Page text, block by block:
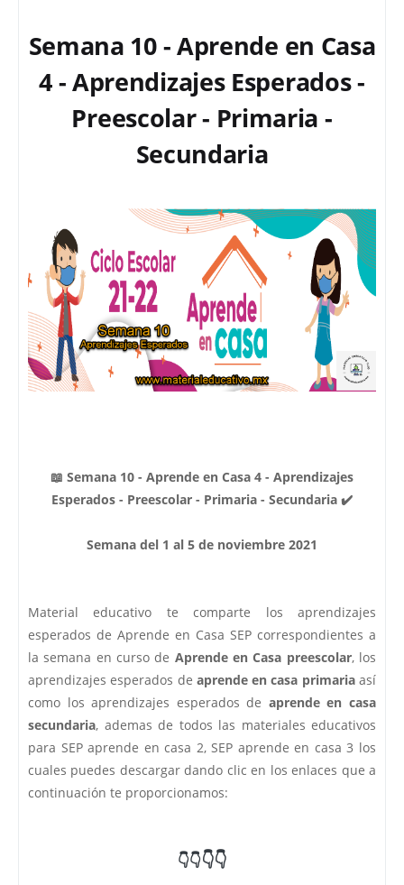
Semana 10 - Aprende en Casa
4 - Aprendizajes Esperados -
Preescolar - Primaria -
Secundaria
📖 Semana 10 - Aprende en Casa 4 - Aprendizajes
Esperados - Preescolar - Primaria - Secundaria ✔️
Semana del 1 al 5 de noviembre 2021
Material educativo te comparte los aprendizajes
esperados de Aprende en Casa SEP correspondientes a
la semana en curso de Aprende en Casa preescolar, los
aprendizajes esperados de aprende en casa primariaasí
como los aprendizajes esperados de aprende en casa
secundaria, ademas de todos las materiales educativos
para SEP aprende en casa 2, SEP aprende en casa 3 los
cuales puedes descargar dando clic en los enlaces que a
continuación te proporcionamos:
👇👇👇👇